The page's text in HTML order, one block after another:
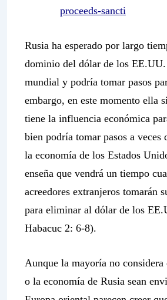
proceeds-sancti
Rusia ha esperado por largo
dominio del dólar de los
mundial y podría tomar pasos
embargo, en este momento ella
tiene la influencia económica
bien podría tomar pasos a veces
la economía de los Estados
enseña que vendrá un tiempo
acreedores extranjeros tomarán
para eliminar al dólar de los
Habacuc 2: 6-8).
Aunque la mayoría no considera
o la economía de Rusia sean